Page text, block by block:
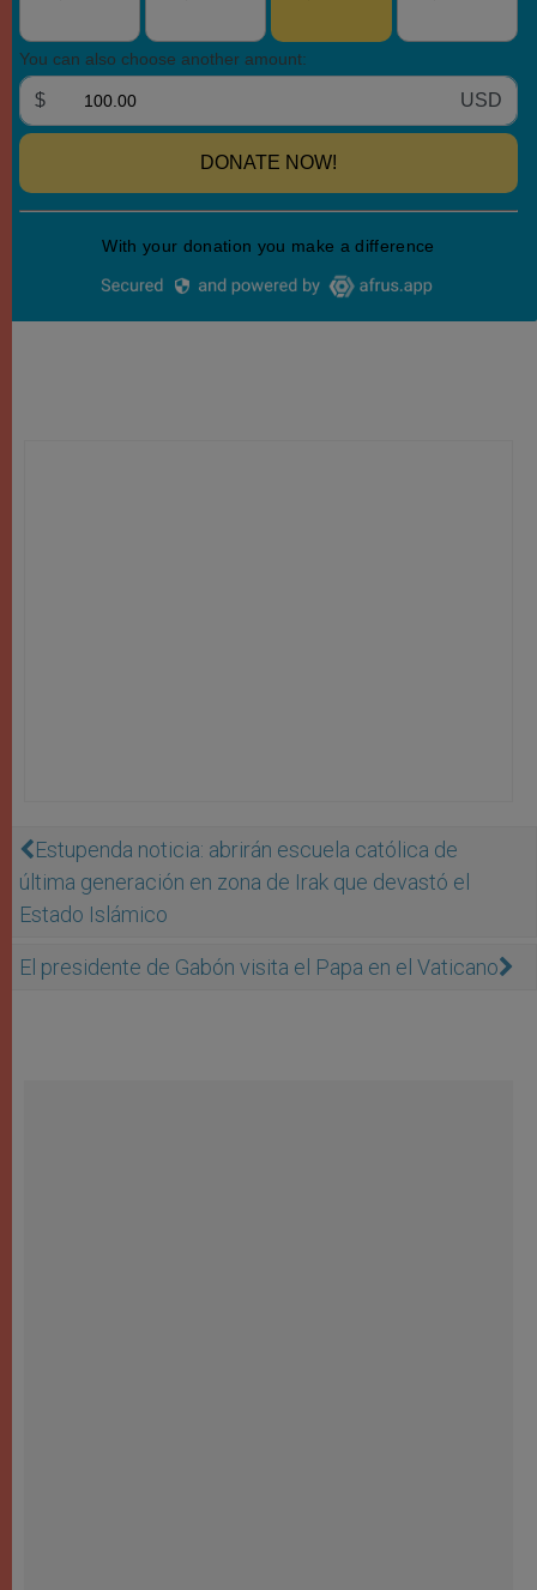
Estupenda noticia: abrirán escuela católica de
última generación en zona de Irak que devastó el
Estado Islámico
El presidente de Gabón visita el Papa en el Vaticano